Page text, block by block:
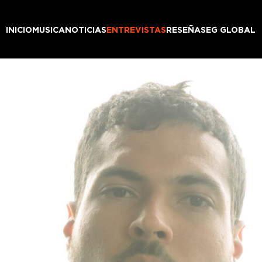
INICIOMUSICANOTICIASENTREVISTASRESEÑASEG GLOBAL